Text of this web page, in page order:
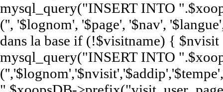
mysql_query("INSERT INTO
('', '$lognom', '$page', '$nav',
dans la base if (!$visitname) { $nvisit
mysql_query("INSERT INTO